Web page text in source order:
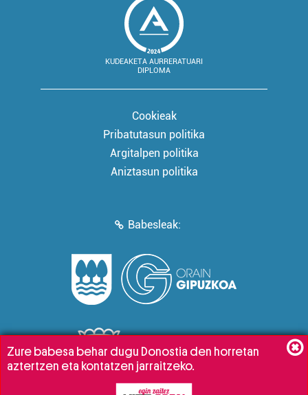
KUDEAKETA AURRERATUARI
DIPLOMA
Cookieak
Pribatutasun politika
Argitalpen politika
Aniztasun politika
Babesleak:
Zure babesa behar dugu Donostia den horretan
aztertzen eta kontatzen jarraitzeko.